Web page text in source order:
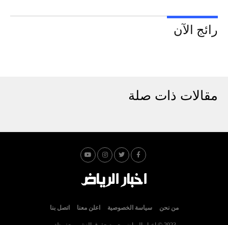
رائج الآن
مقالات ذات صلة
من نحن سياسة الخصوصية اعلن معنا اتصل بنا